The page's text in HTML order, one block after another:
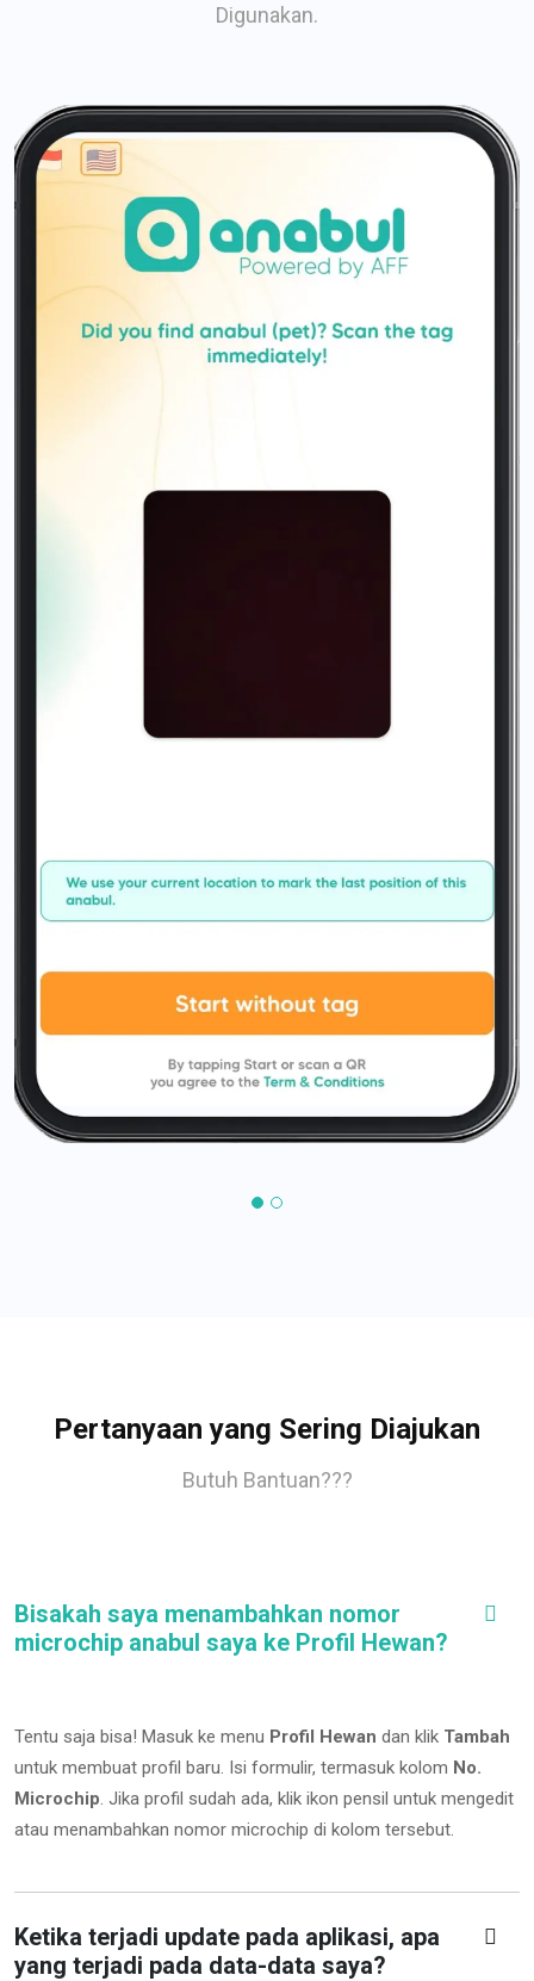
Digunakan.
Pertanyaan yang Sering Diajukan
Butuh Bantuan???
Bisakah saya menambahkan nomor
microchip anabul saya ke Profil Hewan?
Tentu saja bisa! Masuk ke menu Profil Hewan dan klik Tambah
untuk membuat profil baru. Isi formulir, termasuk kolom No.
Microchip. Jika profil sudah ada, klik ikon pensil untuk mengedit
atau menambahkan nomor microchip di kolom tersebut.
Ketika terjadi update pada aplikasi, apa
yang terjadi pada data-data saya?